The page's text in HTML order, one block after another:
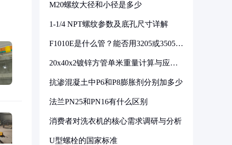
M20螺纹大径和小径是多少
1-1/4 NPT螺纹参数及底孔尺寸详解
F1010E是什么管？能否用3205或3505代
20x40x2镀锌方管单米重量计算与应用
抗渗混凝土中P6和P8膨胀剂分别加多少
法兰PN25和PN16有什么区别
消费者对洗衣机的核心需求调研与分析
U型螺栓的国家标准